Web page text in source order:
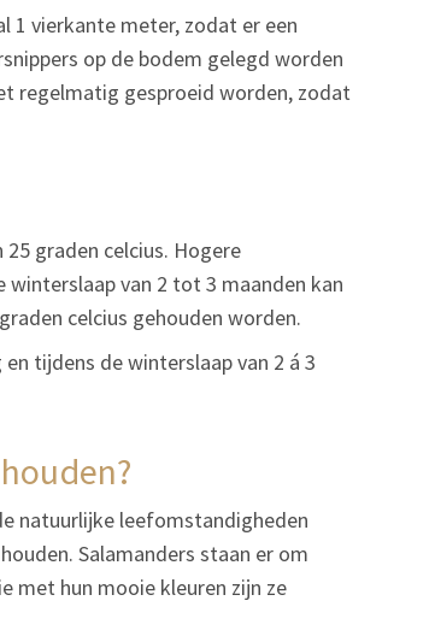
1 vierkante meter, zodat er een
op de bodem gelegd worden
regelmatig gesproeid worden, zodat
graden celcius. Hogere
van 2 tot 3 maanden kan
celcius gehouden worden.
tijdens de winterslaap van 2 á 3
natuurlijke leefomstandigheden
Salamanders staan er om
met hun mooie kleuren zijn ze